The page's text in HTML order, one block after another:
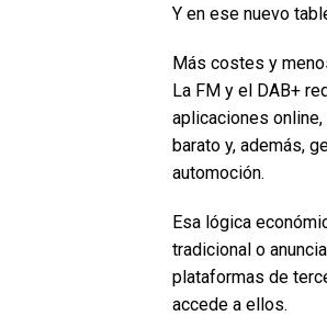
Y en ese nuevo
Más costes y
La FM y el DAB+
aplicaciones
barato y, además,
automoción.
Esa lógica
tradicional o
plataformas de
accede a ellos.